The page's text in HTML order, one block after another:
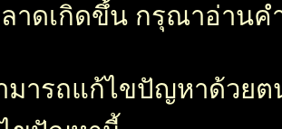
าดเกิดขึ้น กรุณาอ่านค
มารถแก้ไขปัญหาด้วย